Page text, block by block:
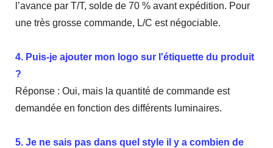
l’avance par T/T, solde de 70 % avant expédition. Pour
une très grosse commande, L/C est négociable.
4. Puis-je ajouter mon logo sur l'étiquette du produit
?
Réponse : Oui, mais la quantité de commande est
demandée en fonction des différents luminaires.
5. Je ne sais pas dans quel style il y a combien de